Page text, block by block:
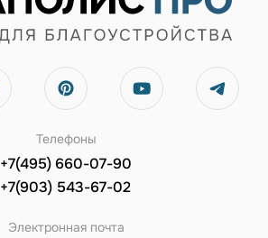
Телефоны
+7(495) 660-07-90
+7(903) 543-67-02
Электронная почта